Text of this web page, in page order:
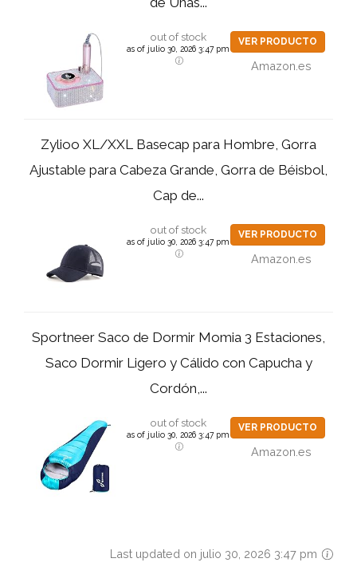
out of stock
as of julio 30, 2026 3:47 pm
VER PRODUCTO
Amazon.es
Zylioo XL/XXL Basecap para Hombre, Gorra
Ajustable para Cabeza Grande, Gorra de Béisbol,
Cap de...
out of stock
as of julio 30, 2026 3:47 pm
VER PRODUCTO
Amazon.es
Sportneer Saco de Dormir Momia 3 Estaciones,
Saco Dormir Ligero y Cálido con Capucha y
Cordón,...
out of stock
as of julio 30, 2026 3:47 pm
VER PRODUCTO
Amazon.es
Last updated on julio 30, 2026 3:47 pm